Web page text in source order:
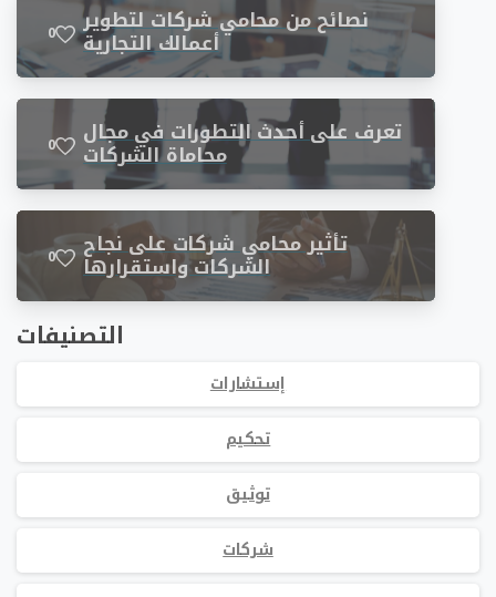
نصائح من محامي شركات لتطوير
أعمالك التجارية 0
تعرف على أحدث التطورات في مجال
محاماة الشركات 0
تأثير محامي شركات على نجاح
الشركات واستقرارها 0
التصنيفات
إستشارات
تحكيم
توثيق
شركات